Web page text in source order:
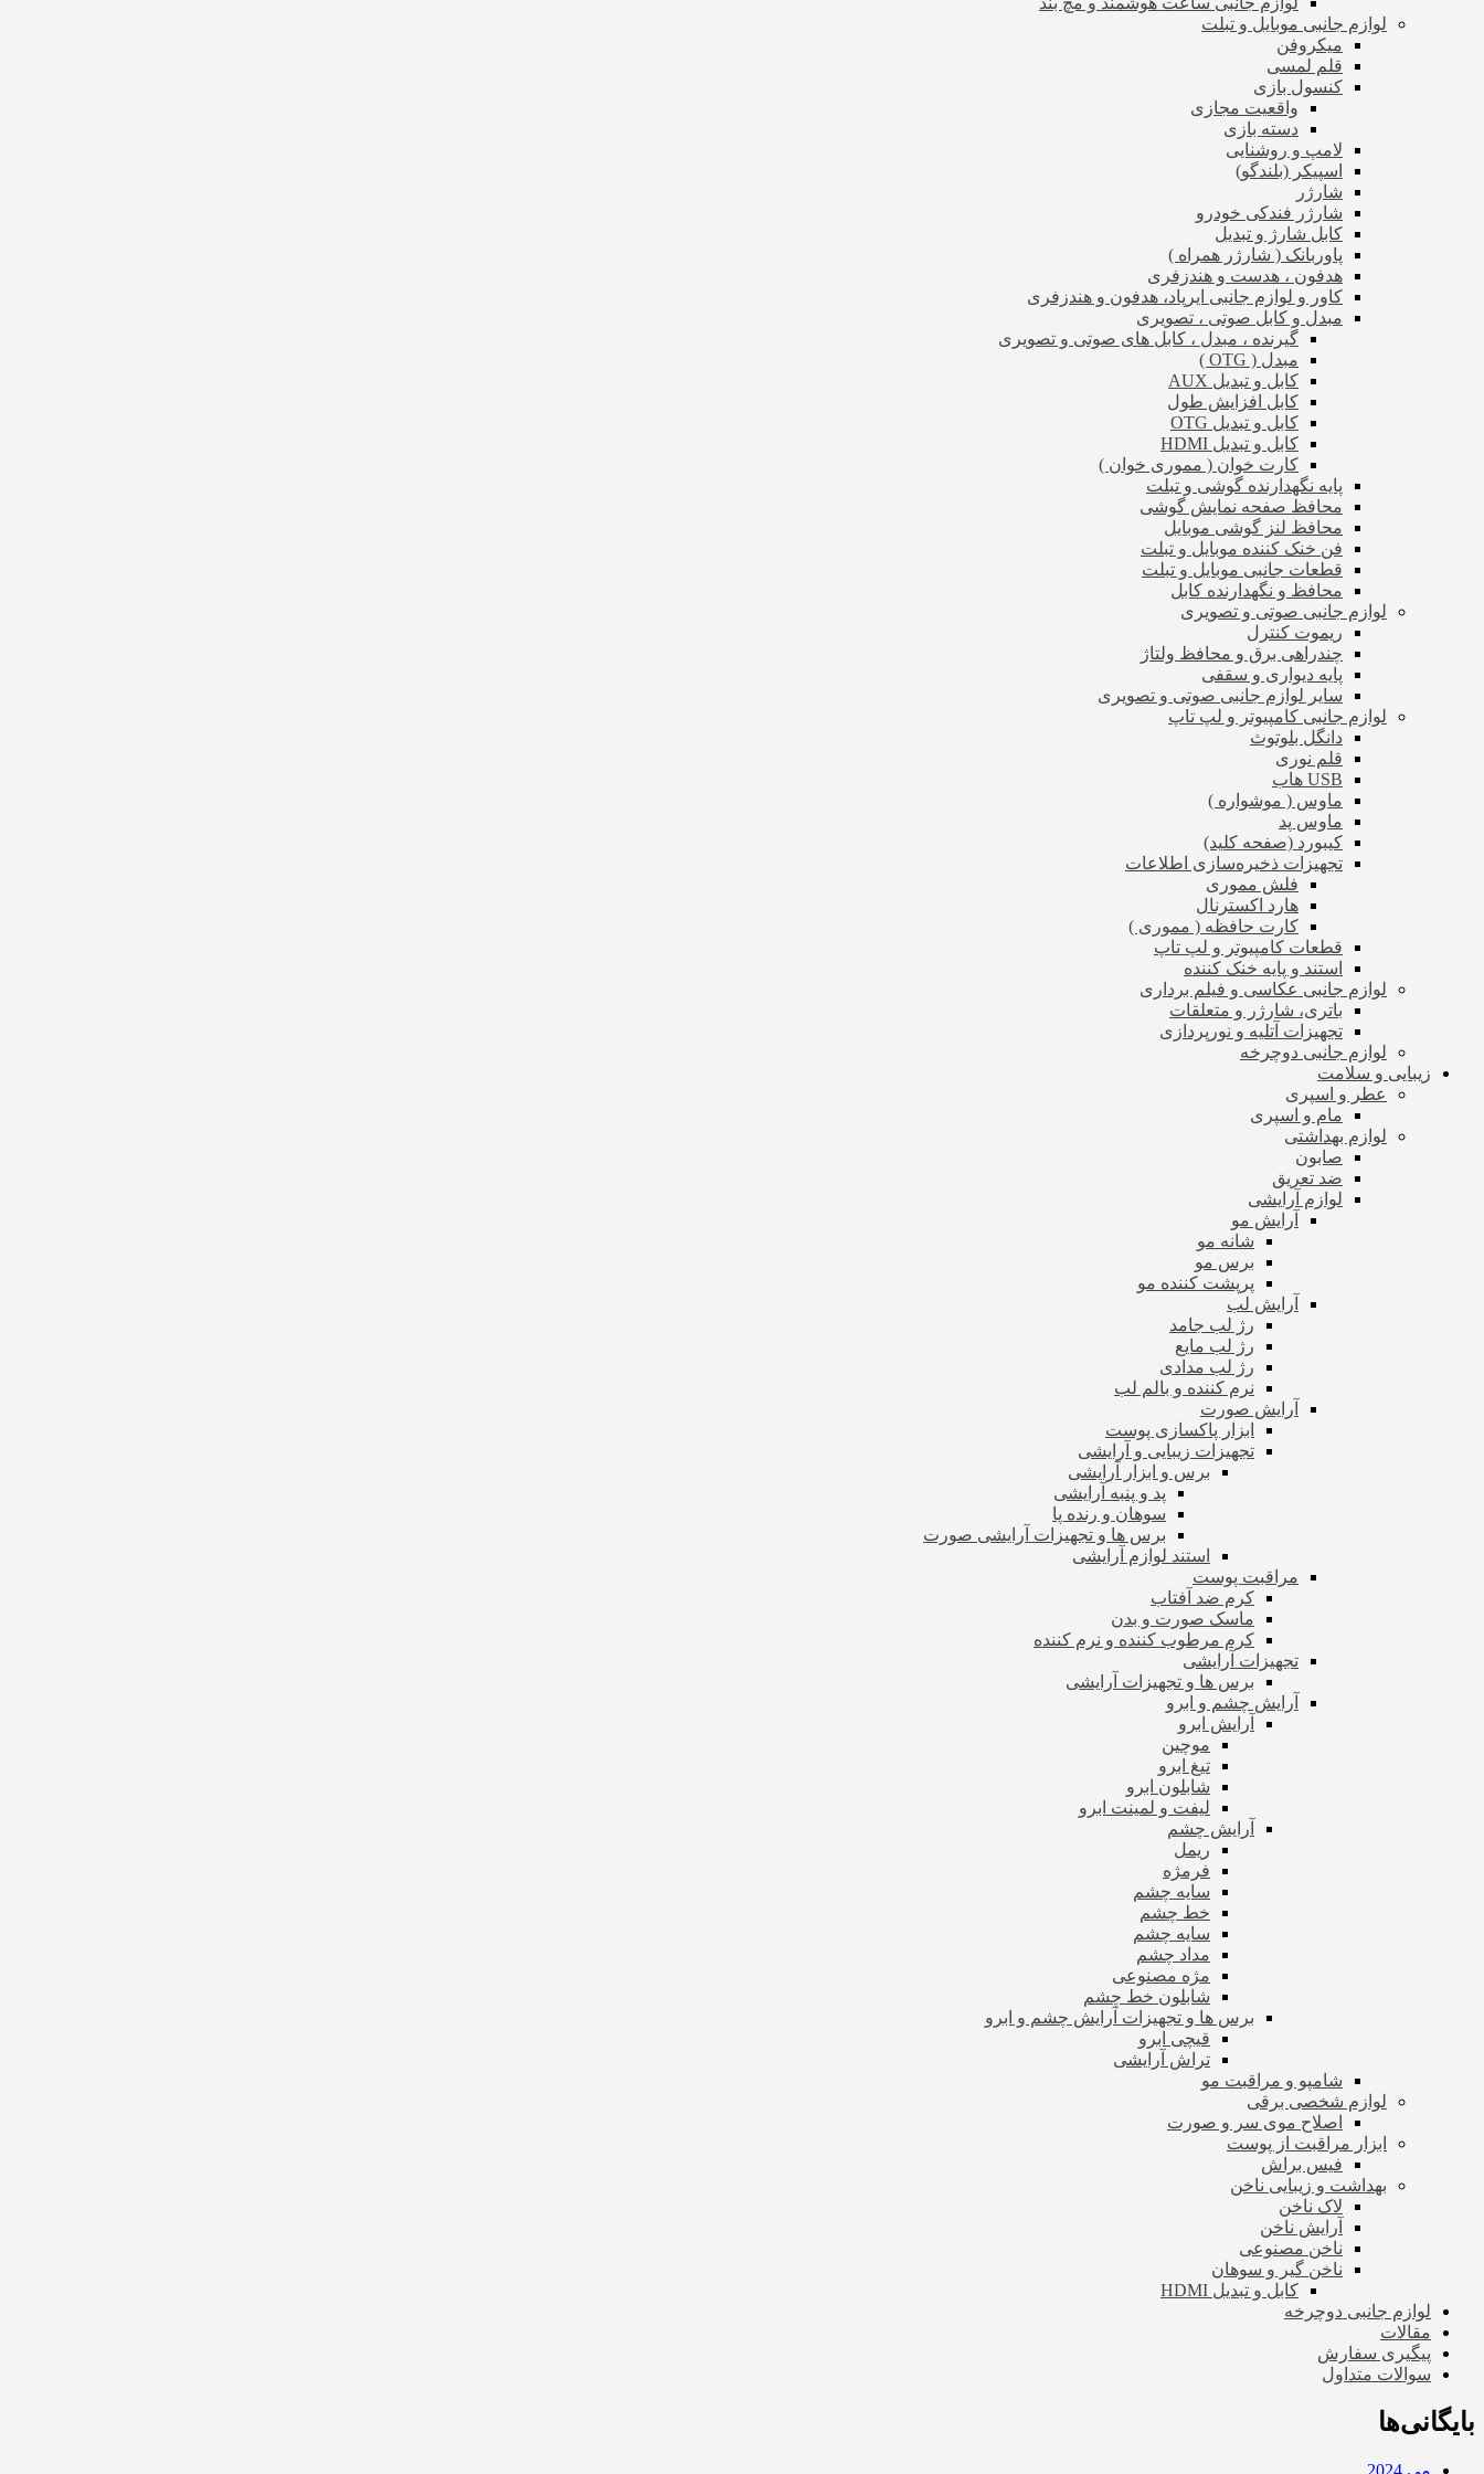
لوازم جانبی موبایل و تبلت
میکروفن
قلم لمسی
کنسول بازی
واقعیت مجازی
دسته بازی
لامپ و روشنایی
اسپیکر (بلندگو)
شارژر
شارژر فندکی خودرو
کابل شارژ و تبدیل
پاوربانک ( شارژر همراه )
هدفون ، هدست و هندزفری
کاور و لوازم جانبی ایرپاد، هدفون و هندزفری
مبدل و کابل صوتی ، تصویری
گیرنده ، مبدل ، کابل های صوتی و تصویری
مبدل ( OTG )
کابل و تبدیل AUX
کابل افزایش طول
کابل و تبدیل OTG
کابل و تبدیل HDMI
کارت خوان ( مموری خوان )
پایه نگهدارنده گوشی و تبلت
محافظ صفحه نمایش گوشی
محافظ لنز گوشی موبایل
فن خنک کننده موبایل و تبلت
قطعات جانبی موبایل و تبلت
محافظ و نگهدارنده کابل
لوازم جانبی صوتی و تصویری
ریموت کنترل
چندراهی برق و محافظ ولتاژ
پایه دیواری و سقفی
سایر لوازم جانبی صوتی و تصویری
لوازم جانبی کامپیوتر و لپ تاپ
دانگل بلوتوث
قلم نوری
USB هاب
ماوس ( موشواره )
ماوس پد
کیبورد (صفحه کلید)
تجهیزات ذخیره‌سازی اطلاعات
فلش مموری
هارد اکسترنال
کارت حافظه ( مموری )
قطعات کامپیوتر و لپ تاپ
استند و پایه خنک کننده
لوازم جانبی عکاسی و فیلم برداری
باتری، شارژر و متعلقات
تجهیزات آتلیه و نورپردازی
لوازم جانبی دوچرخه
زیبایی و سلامت
عطر و اسپری
مام و اسپری
لوازم بهداشتی
صابون
ضد تعریق
لوازم آرایشی
آرایش مو
شانه مو
برس مو
پرپشت کننده مو
آرایش لب
رژ لب جامد
رژ لب مایع
رژ لب مدادی
نرم کننده و بالم لب
آرایش صورت
ابزار پاکسازی پوست
تجهیزات زیبایی و آرایشی
برس و ابزار آرایشی
پد و پنبه آرایشی
سوهان و رنده پا
برس ها و تجهیزات آرایشی صورت
استند لوازم آرایشی
مراقبت پوست
کرم ضد آفتاب
ماسک صورت و بدن
کرم مرطوب کننده و نرم کننده
تجهیزات آرایشی
برس ها و تجهیزات آرایشی
آرایش چشم و ابرو
آرایش ابرو
موچین
تیغ ابرو
شابلون ابرو
لیفت و لمینت ابرو
آرایش چشم
ریمل
فرمژه
سایه چشم
خط چشم
سایه چشم
مداد چشم
مژه مصنوعی
شابلون خط چشم
برس ها و تجهیزات آرایش چشم و ابرو
قیچی ابرو
تراش آرایشی
شامپو و مراقبت مو
لوازم شخصی برقی
اصلاح موی سر و صورت
ابزار مراقبت از پوست
فیس براش
بهداشت و زیبایی ناخن
لاک ناخن
آرایش ناخن
ناخن مصنوعی
ناخن گیر و سوهان
کابل و تبدیل HDMI
لوازم جانبی دوچرخه
مقالات
پیگیری سفارش
سوالات متداول
بایگانی‌ها
می 2024